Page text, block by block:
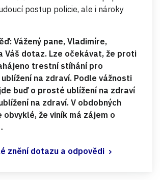
postup policie, ale i nároky
Vážený pane, Vladimíre,
Váš dotaz. Lze očekávat, že proti
trestní stíhání pro
na zdraví. Podle vážnosti
buď o prosté ublížení na zdraví
na zdraví. V obdobných
obvyklé, že viník má zájem o
znění dotazu a odpovědi